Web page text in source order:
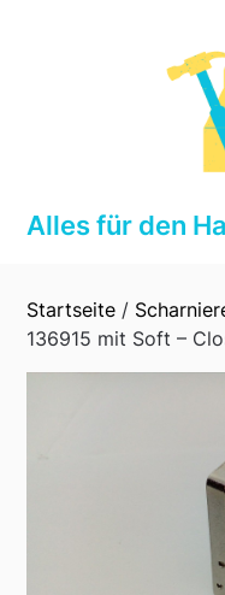
Alles für den
Startseite /
136915 mit Soft –